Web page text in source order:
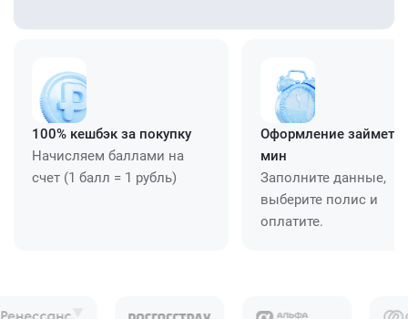
100% кешбэк за покупку
Начисляем баллами на
счет (1 балл = 1 рубль)
Оформление займет
мин
Заполните данные,
выберите полис и
оплатите.